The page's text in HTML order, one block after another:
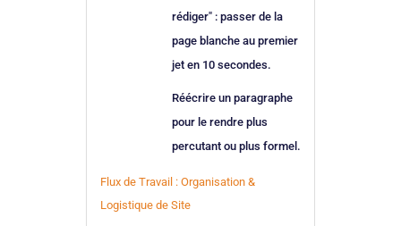
rédiger" : passer de la
page blanche au premier
jet en 10 secondes.
Réécrire un paragraphe
pour le rendre plus
percutant ou plus formel.
Flux de Travail : Organisation &
Logistique de Site